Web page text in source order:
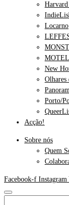
Locarno
New
Olhares
Porto/
Acção!
Sobre nós
Quem
Facebook-f Instagram